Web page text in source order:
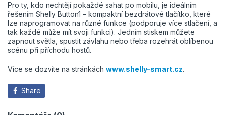
Pro ty, kdo nechtějí pokaždé sahat po mobilu, je ideálním
řešením Shelly Button1 – kompaktní bezdrátové tlačítko, které
lze naprogramovat na různé funkce (podporuje více stlačení, a
tak každé může mít svoji funkci). Jedním stiskem můžete
zapnout světla, spustit závlahu nebo třeba rozehrát oblíbenou
scénu při příchodu hostů.
Více se dozvíte na stránkách www.shelly-smart.cz.
Share